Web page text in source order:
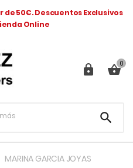
de 50€. Descuentos Exclusivos
Online
 0

MARINA GARCIA JOYAS